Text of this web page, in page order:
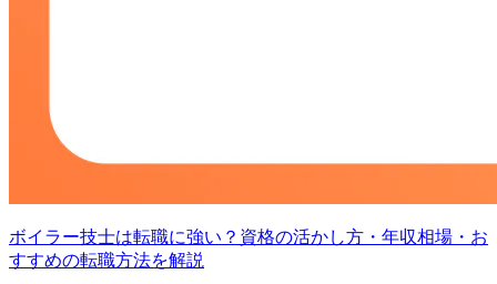
ボイラー技士は転職に強い？資格の活かし方・年収相場・お
すすめの転職方法を解説